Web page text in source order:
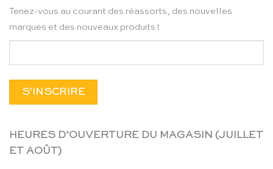
Tenez-vous au courant des réassorts, des nouvelles
marques et des nouveaux produits !
HEURES D’OUVERTURE DU MAGASIN (JUILLET
ET AOÛT)